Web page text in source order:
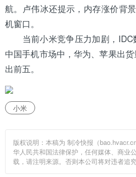
航。卢伟冰还提示，内存涨价背
机窗口。
当前小米竞争压力加剧，IDC
中国手机市场中，华为、苹果出
出前五。
小米
版权说明：本稿为 制冷快报（
华人民共和国法律保护，任何媒体、商业
载，请注明来源。否则本公司将对违者追